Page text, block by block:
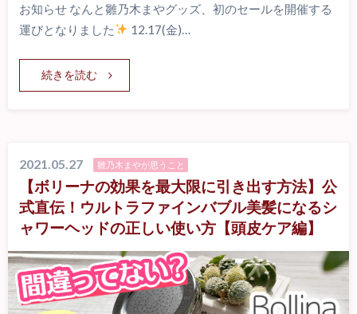
お知らせ なんと雛乃木まやグッズ、初のセールを開催する
運びとなりました
12.17(金)…
続きを読む
2021.05.27 雛乃木まやが思うこと
【ボリーナの効果を最大限に引き出す方法】公
式直伝！ウルトラファインバブル美髪になるシ
ャワーヘッドの正しい使い方【頭皮ケア編】